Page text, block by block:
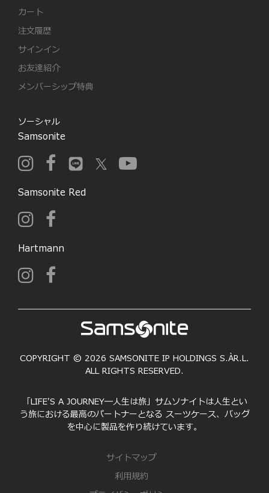
カート
注文履歴
サインイン
お友達紹介
メンバーシップ特典
ソーシャル
Samsonite
Samsonite Red
Hartmann
COPYRIGHT © 2026 SAMSONITE IP HOLDINGS S.ÀR.L.
ALL RIGHTS RESERVED.
「LIFE'S A JOURNEY―人生は旅」サムソナイトは人生とい
う旅における最高のパートナーとなる スーツケース、バッグ
を中心に製品を作り続けています。
サイトマップ
利用規約